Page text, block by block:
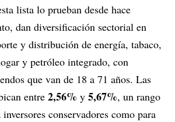
lista lo prueban desde hace
dan diversificación sectorial en
y distribución de energía, tabaco,
y petróleo integrado, con
que van de 18 a 71 años. Las
entre 2,56% y 5,67%, un rango
conservadores como para